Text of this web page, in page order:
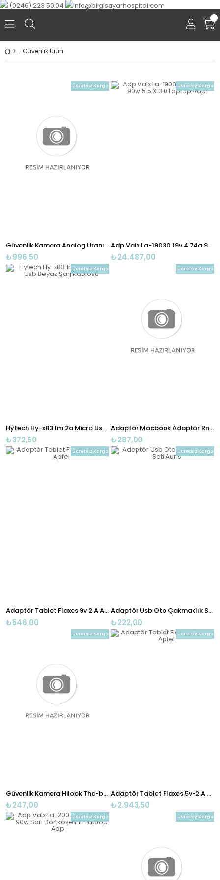
(0246) 223 50 04 info@bilgisayarhospital.com
0
Güvenlik Ürünleri
Güvenlik Kamera Analog Uranıum And51-r1072c 1/3cmos 1000tvl
₺996,50
Ücretsiz Kargo
Adp Valx La-19030 19v 4.74a 90w 5.5 X 3.0 Laptop Adp
₺24.487,00
Ücretsiz Kargo
Hytech Hy-x83 1m 2a Micro Usb Beyaz Şarj Kablosu
₺372,50
Ücretsiz Kargo
Adaptör Macbook Adaptör Rna-ap10
₺287,00
Ücretsiz Kargo
Adaptör Tablet Flaxes 9v 2 A Apfel
₺546,00
Ücretsiz Kargo
Adaptör Usb Oto Çakmaklık Seti Aurıs
₺222,00
Ücretsiz Kargo
Güvenlik Kamera Hilook Thc-b210-m Tvı 1mp 2.8mm
₺247,00
Ücretsiz Kargo
Adaptör Tablet Flaxes 5v-2 A Apfel
₺2.943,50
Ücretsiz Kargo
Ücretsiz Kargo Ücretsiz Kargo